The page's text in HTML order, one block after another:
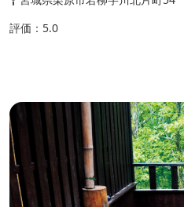
評価：5.0